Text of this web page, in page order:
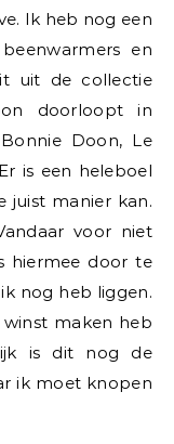
Ik heb nog een
en
uit de collectie
doorloopt in
Doon, Le
is een heleboel
juist manier kan.
voor niet
hiermee door te
nog heb liggen.
maken heb
is dit nog de
ik moet knopen